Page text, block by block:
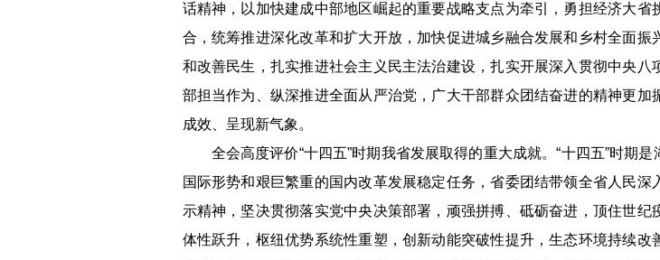
话精神，以加快建成中部地区崛起的重要战略支点为牵引，勇担经济大
合，统筹推进深化改革和扩大开放，加快促进城乡融合发展和乡村全面
和改善民生，扎实推进社会主义民主法治建设，扎实开展深入贯彻中央
部担当作为、纵深推进全面从严治党，广大干部群众团结奋进的精神更
成效、呈现新气象。
全会高度评价“十四五”时期我省发展取得的重大成就。“十四五”时期
国际形势和艰巨繁重的国内改革发展稳定任务，省委团结带领全省人民
示精神，坚决贯彻落实党中央决策部署，顽强拼搏、砥砺奋进，顶住世
体性跃升，枢纽优势系统性重塑，创新动能突破性提升，生态环境持续